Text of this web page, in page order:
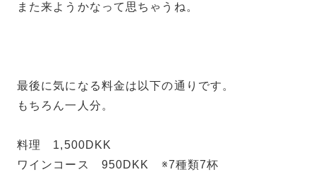
また来ようかなって思ちゃうね。
最後に気になる料金は以下の通りです。
もちろん一人分。
料理 1,500DKK
ワインコース 950DKK ※7種類7杯